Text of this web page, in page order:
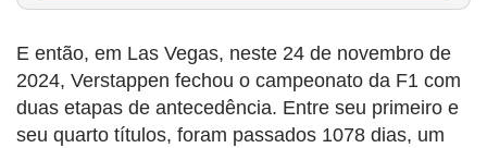
E então, em Las Vegas, neste 24 de novembro de
2024, Verstappen fechou o campeonato da F1 com
duas etapas de antecedência. Entre seu primeiro e
seu quarto títulos, foram passados 1078 dias, um